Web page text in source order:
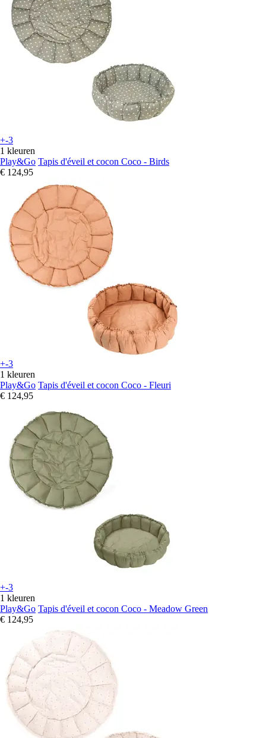
+-3
1 kleuren
Play&Go Tapis d'éveil et cocon Coco - Birds
€ 124,95
+-3
1 kleuren
Play&Go Tapis d'éveil et cocon Coco - Fleuri
€ 124,95
+-3
1 kleuren
Play&Go Tapis d'éveil et cocon Coco - Meadow Green
€ 124,95